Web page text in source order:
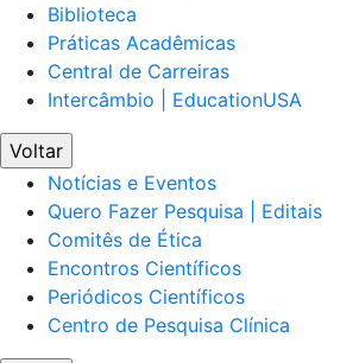
Biblioteca
Práticas Acadêmicas
Central de Carreiras
Intercâmbio | EducationUSA
Voltar
Notícias e Eventos
Quero Fazer Pesquisa | Editais
Comitês de Ética
Encontros Científicos
Periódicos Científicos
Centro de Pesquisa Clínica